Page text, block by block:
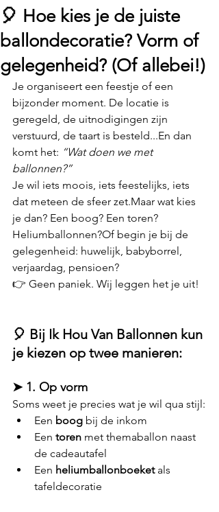
🎈 Hoe kies je de juiste
ballondecoratie? Vorm of
gelegenheid? (Of allebei!)
Je organiseert een feestje of een
bijzonder moment. De locatie is
geregeld, de uitnodigingen zijn
verstuurd, de taart is besteld...En dan
komt het: “Wat doen we met
ballonnen?”
Je wil iets moois, iets feestelijks, iets
dat meteen de sfeer zet.Maar wat kies
je dan? Een boog? Een toren?
Heliumballonnen?Of begin je bij de
gelegenheid: huwelijk, babyborrel,
verjaardag, pensioen?
👉 Geen paniek. Wij leggen het je uit!
🎈 Bij Ik Hou Van Ballonnen kun
je kiezen op twee manieren:
➤ 1. Op vorm
Soms weet je precies wat je wil qua stijl:
Een boog bij de inkom
Een toren met themaballon naast
de cadeautafel
Een heliumballonboeket als
tafeldecoratie